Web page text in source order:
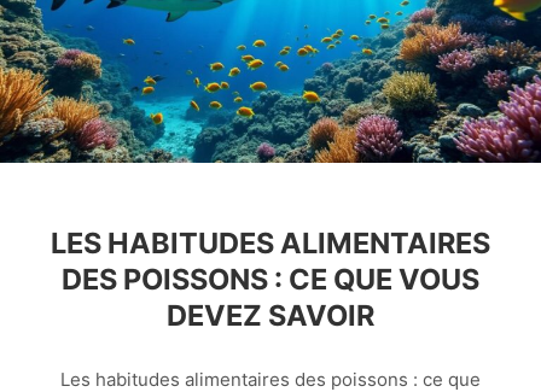
LES HABITUDES ALIMENTAIRES
DES POISSONS : CE QUE VOUS
DEVEZ SAVOIR
Les habitudes alimentaires des poissons : ce que